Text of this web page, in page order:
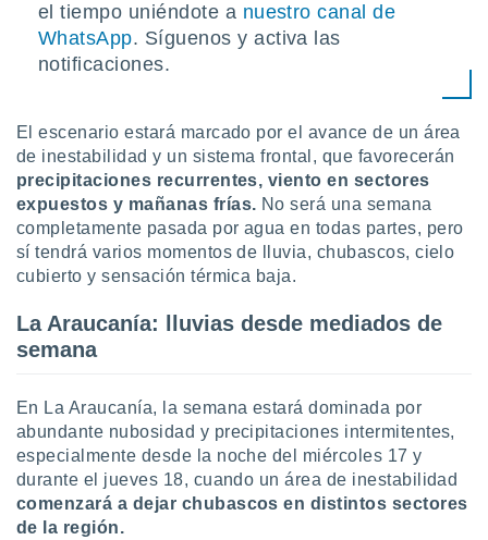
aceptar
En
de que
sean
el sitio
para
aunque
no
Puedes
acceder a
el tiempo uniéndote a nuestro canal de
WhatsApp. Síguenos y activa las
notificaciones.
El escenario estará marcado por el avance de un área
de inestabilidad y un sistema frontal, que favorecerán
precipitaciones recurrentes, viento en sectores
expuestos y mañanas frías. No será una semana
completamente pasada por agua en todas partes, pero
sí tendrá varios momentos de lluvia, chubascos, cielo
cubierto y sensación térmica baja.
La Araucanía: lluvias desde mediados de
semana
En La Araucanía, la semana estará dominada por
abundante nubosidad y precipitaciones intermitentes,
especialmente desde la noche del miércoles 17 y
durante el jueves 18, cuando un área de inestabilidad
comenzará a dejar chubascos en distintos sectores
de la región.